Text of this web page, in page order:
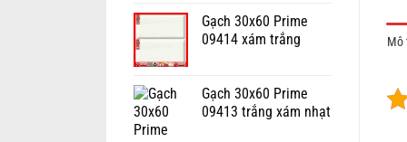
Gạch 30x60 Prime
09414 xám trắng
Gạch 30x60 Prime
09413 trắng xám nhạt
Mô